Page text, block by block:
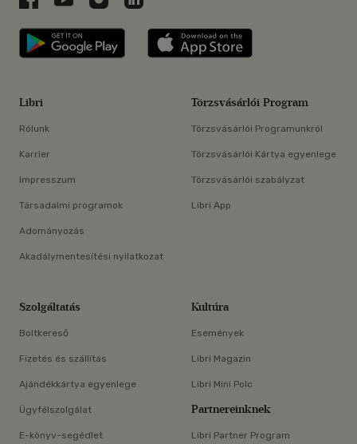
Libri applikáció Szerezd meg: Google
Libri
Rólunk
Karrier
Impresszum
Társadalmi programok
Adományozás
Akadálymentesítési nyilatkozat
Törzsvásárlói Program
Törzsvásárlói Programunkról
Törzsvásárlói Kártya egyenlege
Törzsvásárlói szabályzat
Libri App
Szolgáltatás
Boltkereső
Fizetés és szállítás
Ajándékkártya egyenlege
Ügyfélszolgálat
E-könyv-segédlet
Kultúra
Események
Libri Magazin
Libri Mini Polc
Partnereinknek
Libri Partner Program